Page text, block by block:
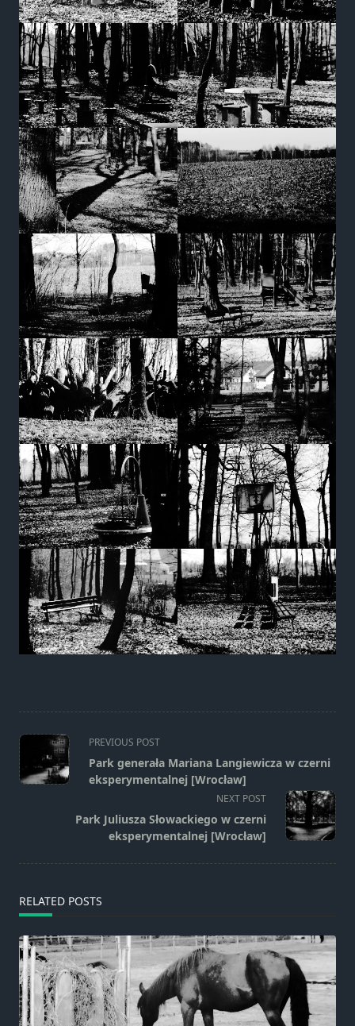
<span
class="nav-
subtitle
text">Page</span>
PREVIOUS POST
Park generała Mariana Langiewicza w czerni
eksperymentalnej [Wrocław]
NEXT POST
Park Juliusza Słowackiego w czerni
eksperymentalnej [Wrocław]
RELATED POSTS